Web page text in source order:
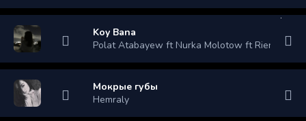
Koy Bana
Polat Atabayew ft Nurka Molotow ft Rienbea
Мокрые губы
Hemraly